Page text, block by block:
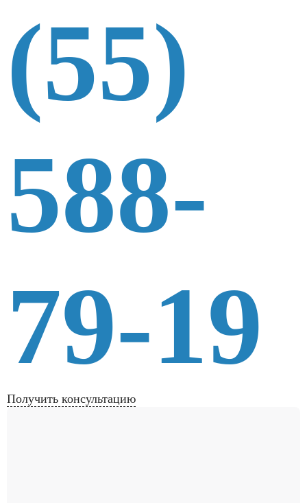
(55)
588-
79-19
Получить консультацию